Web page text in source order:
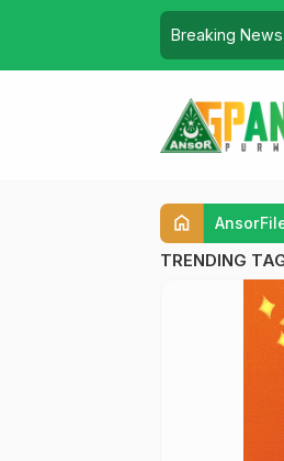
Breaking News
Kemandirian Berjamaah”
home
TRENDING